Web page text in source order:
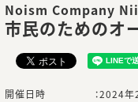
Noism Company
市民のための
開催日時 ：2024年